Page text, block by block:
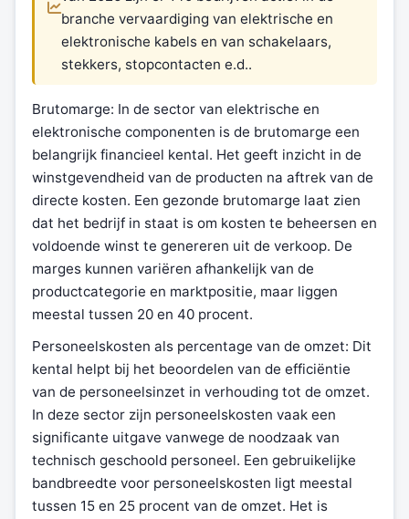
branche vervaardiging van elektrische en
elektronische kabels en van schakelaars,
stekkers, stopcontacten e.d..
Brutomarge: In de sector van elektrische en
elektronische componenten is de brutomarge een
belangrijk financieel kental. Het geeft inzicht in de
winstgevendheid van de producten na aftrek van de
directe kosten. Een gezonde brutomarge laat zien
dat het bedrijf in staat is om kosten te beheersen en
voldoende winst te genereren uit de verkoop. De
marges kunnen variëren afhankelijk van de
productcategorie en marktpositie, maar liggen
meestal tussen 20 en 40 procent.
Personeelskosten als percentage van de omzet: Dit
kental helpt bij het beoordelen van de efficiëntie
van de personeelsinzet in verhouding tot de omzet.
In deze sector zijn personeelskosten vaak een
significante uitgave vanwege de noodzaak van
technisch geschoold personeel. Een gebruikelijke
bandbreedte voor personeelskosten ligt meestal
tussen 15 en 25 procent van de omzet. Het is